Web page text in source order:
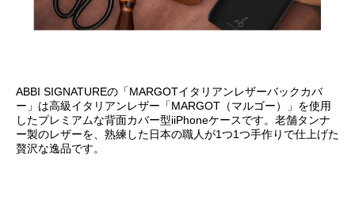
ABBI SIGNATUREの「MARGOTイタリアンレザーバックカバ
ー」は高級イタリアンレザー「MARGOT（マルゴー）」を使用
したプレミアムな背面カバー型iiPhoneケースです。老舗タンナ
ー製のレザーを、熟練した日本の職人が1つ1つ手作りで仕上げた
贅沢な逸品です。